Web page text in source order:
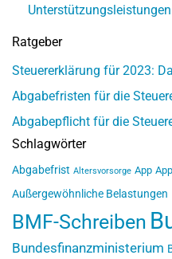
Ratgeber
Steuererklärung für 2023:
Abgabefristen für die
Abgabepflicht für die
Schlagwörter
Abgabefrist Altersvorsorge App
Außergewöhnliche Belastungen
BMF-Schreiben
Bundesfinanzministerium